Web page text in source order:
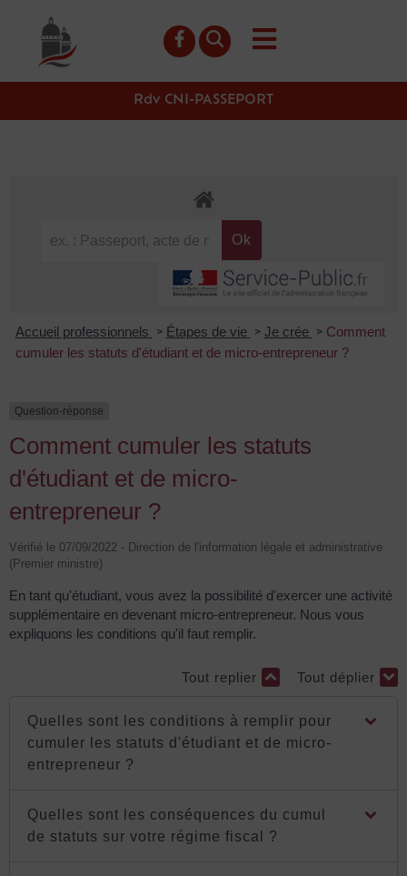
principal
Rdv CNI-PASSEPORT
Accueil professionnels > Étapes de vie > Je crée > Comment
cumuler les statuts d'étudiant et de micro-entrepreneur ?
Question-réponse
Comment cumuler les statuts
d'étudiant et de micro-
entrepreneur ?
Vérifié le 07/09/2022 - Direction de l'information légale et administrative
(Premier ministre)
En tant qu'étudiant, vous avez la possibilité d'exercer une activité
supplémentaire en devenant micro-entrepreneur. Nous vous
expliquons les conditions qu'il faut remplir.
Tout replier Tout déplier
Quelles sont les conditions à remplir pour
cumuler les statuts d'étudiant et de micro-
entrepreneur ?
Quelles sont les conséquences du cumul
de statuts sur votre régime fiscal ?